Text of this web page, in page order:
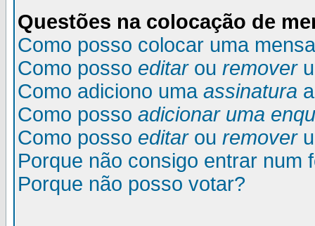
Questões na colocação de
Como posso colocar uma
Como posso editarou remover
Como adiciono uma assinatura
Como posso adicionar uma
Como posso editarou remover
Porque não consigo entrar num
Porque não posso votar?